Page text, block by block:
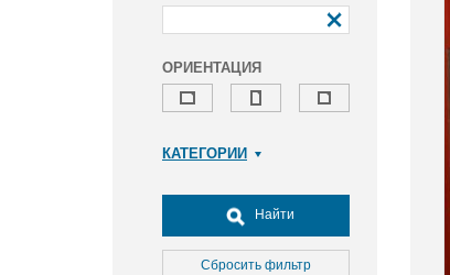
ОРИЕНТАЦИЯ
КАТЕГОРИИ
Досуг, туризм и отдых
Культура
Медицина
Найти
Сбросить фильтр